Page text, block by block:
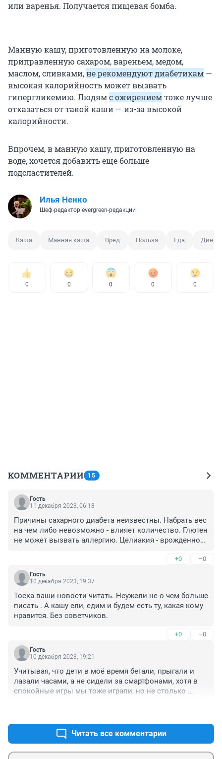
или варенья. Получается пищевая бомба.
Манную кашу, приготовленную на молоке,
приправленную сахаром, вареньем, медом,
маслом, сливками,не рекомендуют диабетикам —
высокая калорийность может вызвать
гипергликемию. Людямс ожирениемтоже лучше
отказаться от такой каши — из-за высокой
калорийности.
Впрочем, в манную кашу, приготовленную на
воде, хочется добавить еще больше
подсластителей.
Илья Ненко
Шеф-редактор evergreen-редакции
Каша Манная каша Вред Польза Еда
0 0 0 0 0
КОММЕНТАРИИ 15
Гость
11 декабря 2023, 06:18
Причины сахарного диабета неизвестны. Набрать вес
на чем либо невозможно - влияет количество. Глютен
не может вызвать аллергию. Целиакия - врожденное
+0 –0
Гость
10 декабря 2023, 19:37
Тоска ваши новости читать. Неужели не о чем больше
писать . А кашу ели, едим и будем есть ту, какая кому
нравится. Без советчиков.
+0 –0
Гость
10 декабря 2023, 19:21
Учитывая, что дети в моё время бегали, прыгали и
лазали часами, а не сидели за смартфонами, хотя в
спокойные игры мы тоже играли, но не столько
ленив, не толстели даже с манной каши, смело
лопали арбуз, заедая батоном, и молоко с
ватрушками. Проверено годами.
Читать все комментарии